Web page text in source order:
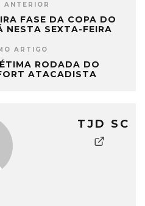
ANTERIOR
FASE DA COPA DO
NESTA SEXTA-FEIRA
ARTIGO
RODADA DO
ATACADISTA
TJD SC